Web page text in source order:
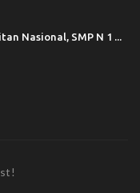
Nasional, SMP N 1 ...